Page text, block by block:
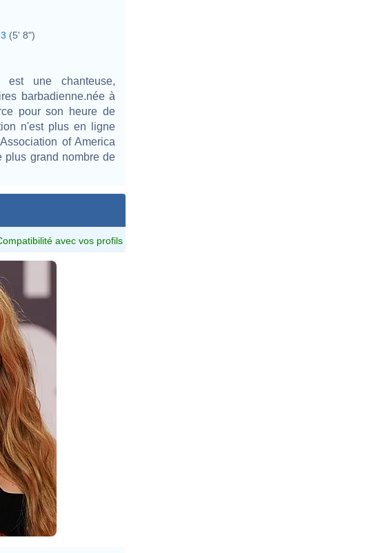
(5' 8")
est une chanteuse,
barbadienne.née à
pour son heure de
n'est plus en ligne
of America
plus grand nombre de
avec vos profils